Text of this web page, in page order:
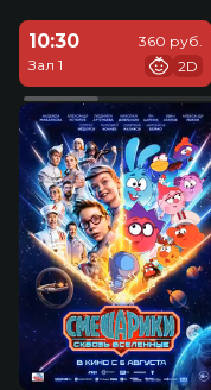
10:30
Зал 1
360 руб.
2D